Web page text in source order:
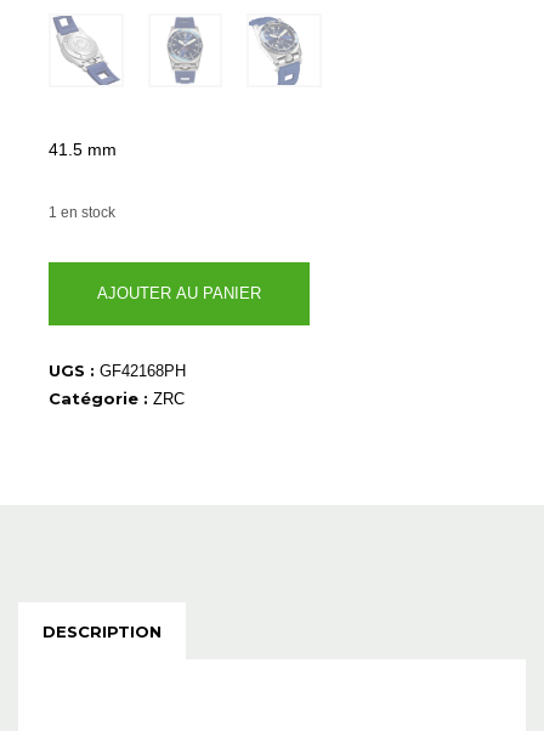
41.5 mm
1 en stock
GF42168PH
AJOUTER AU PANIER
UGS : GF42168PH
Catégorie : ZRC
DESCRIPTION